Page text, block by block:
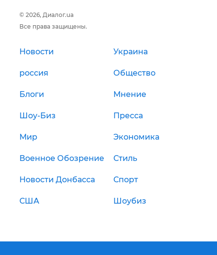
© 2026, Диалог.ua
Все права защищены.
Новости Украина
россия Общество
Блоги Мнение
Шоу-Биз Пресса
Мир Экономика
Военное Обозрение Стиль
Новости Донбасса Спорт
США Шоубиз